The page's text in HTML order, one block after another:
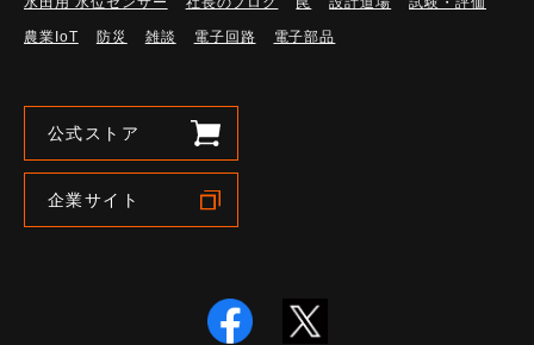
農業IoT 防災 雑談 電子回路 電子部品
公式ストア
企業サイト